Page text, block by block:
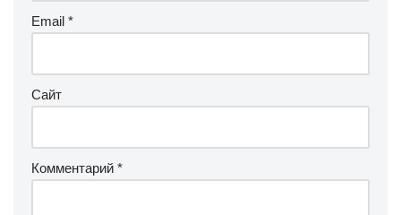
Email *
Сайт
Комментарий *